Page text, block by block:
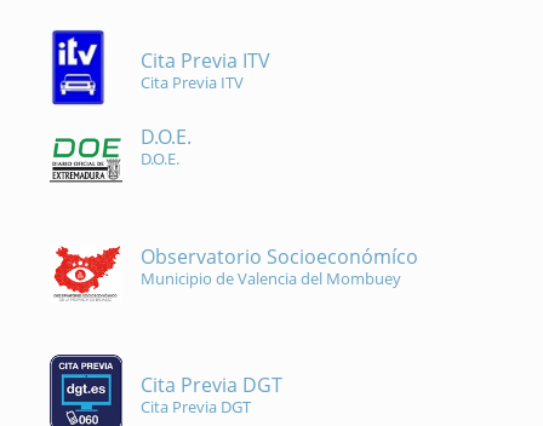
Cita Previa ITV
Cita Previa ITV
D.O.E.
D.O.E.
Observatorio Socioeconómíco
Municipio de Valencia del Mombuey
Cita Previa DGT
Cita Previa DGT